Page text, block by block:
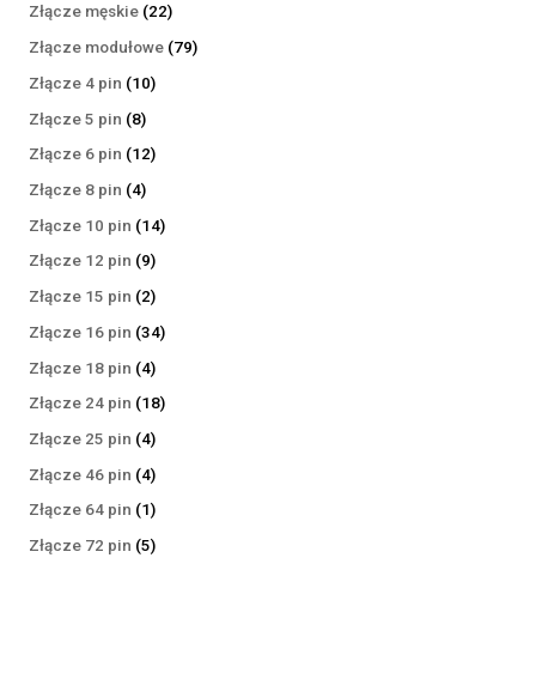
Złącze męskie 2222
produkty
Złącze modułowe 7979
Złącze 4 pin 1010
Złącze 5 pin 88
produktów
Złącze 6 pin 1212
Złącze 8 pin 44
produkty
Złącze 10 pin 1414
Złącze 12 pin 99
produktów
Złącze 15 pin 22
produkty
Złącze 16 pin 3434
Złącze 18 pin 44
produkty
Złącze 24 pin 1818
Złącze 25 pin 44
produkty
Złącze 46 pin 44
produkty
Złącze 64 pin 11
produkt
Złącze 72 pin 55